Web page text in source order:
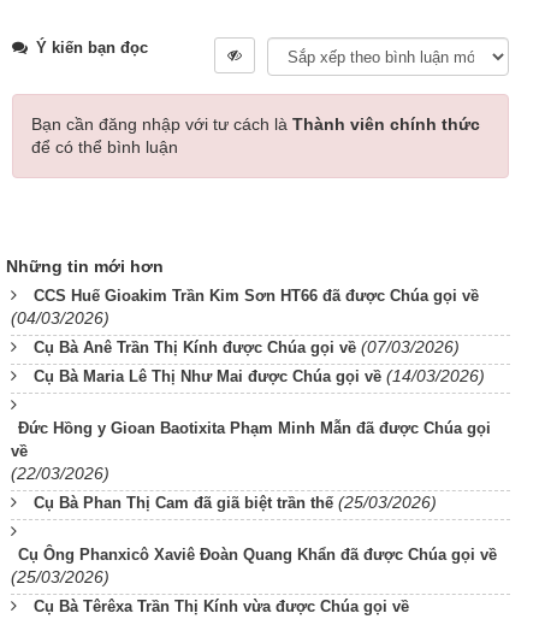
Ý kiến bạn đọc
Bạn cần đăng nhập với tư cách là Thành viên chính thức
để có thể bình luận
Những tin mới hơn
CCS Huế Gioakim Trần Kim Sơn HT66 đã được Chúa gọi về
(04/03/2026)
Cụ Bà Anê Trần Thị Kính được Chúa gọi về (07/03/2026)
Cụ Bà Maria Lê Thị Như Mai được Chúa gọi về (14/03/2026)
Đức Hồng y Gioan Baotixita Phạm Minh Mẫn đã được Chúa gọi
về
(22/03/2026)
Cụ Bà Phan Thị Cam đã giã biệt trần thế (25/03/2026)
Cụ Ông Phanxicô Xaviê Đoàn Quang Khẩn đã được Chúa gọi về
(25/03/2026)
Cụ Bà Têrêxa Trần Thị Kính vừa được Chúa gọi về